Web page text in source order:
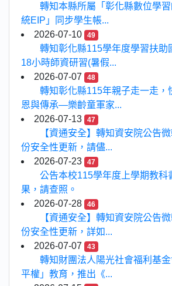
轉知本縣所屬「彰化縣數位學
統EIP」同步學生帳...
2026-07-10
49
轉知彰化縣115學年度學習扶助
18小時師資研習(暑假...
2026-07-07
48
轉知彰化縣115年親子走一走，
恩與傳承—樂齡童軍家...
2026-07-13
47
【資通安全】轉知資安院公告
份安全性更新，請儘...
2026-07-23
47
公告本校115學年度上學期教科
果，請查照。
2026-07-28
46
【資通安全】轉知資安院公告
份安全性更新，詳如...
2026-07-07
43
轉知財團法人陽光社會福利基
平權」教育，推出《...